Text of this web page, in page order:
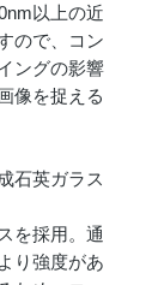
以上の近
ので、コン
ングの影響
像を捉える
石英ガラス
を採用。通
り強度があ